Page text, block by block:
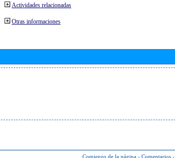
Actividades relacionadas
Otras informaciones
Comienzo de la página - Comentarios -